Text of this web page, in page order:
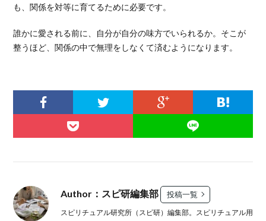
も、関係を対等に育てるために必要です。
誰かに愛される前に、自分が自分の味方でいられるか。そこが
整うほど、関係の中で無理をしなくて済むようになります。
Author：スピ研編集部 投稿一覧
スピリチュアル研究所（スピ研）編集部。スピリチュアル用